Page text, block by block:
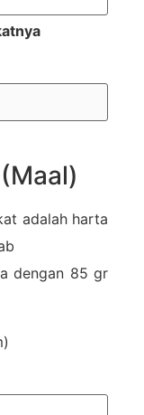
adalah harta
dengan 85 gr